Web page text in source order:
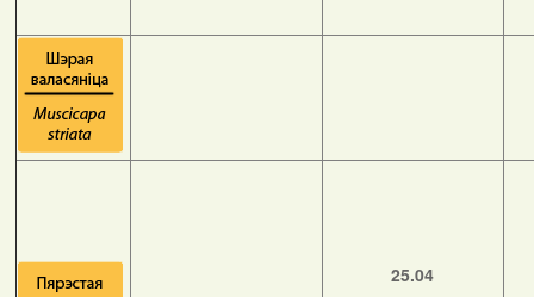
25.04